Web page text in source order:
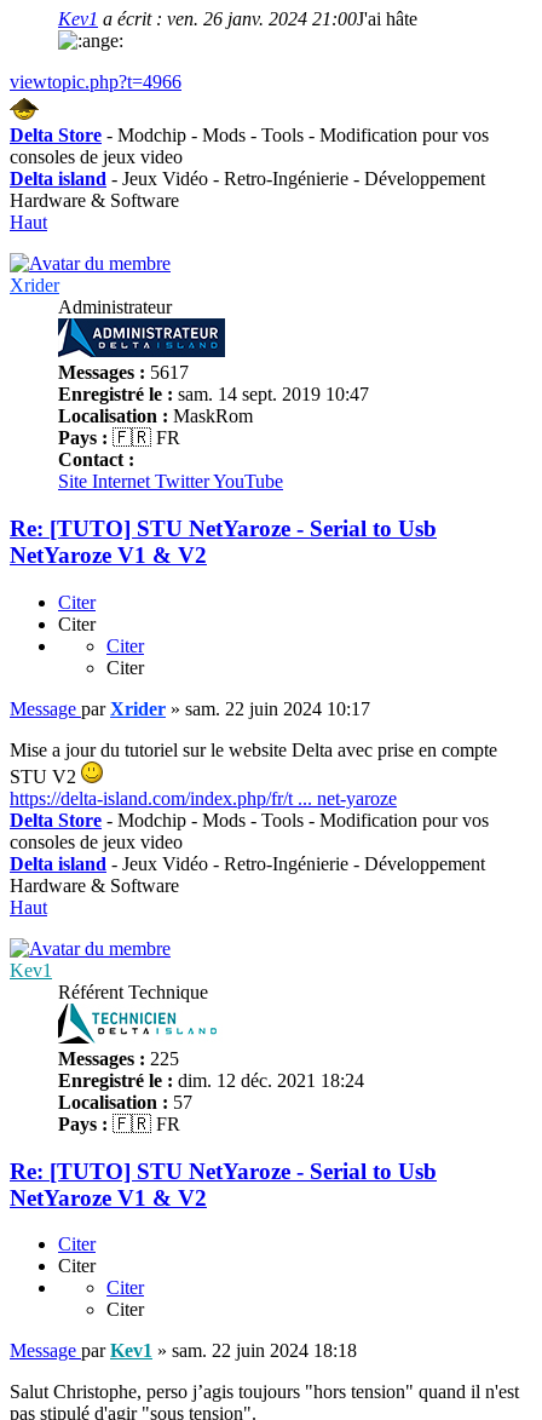
Kev1 a écrit : ven. 26 janv. 2024 21:00J'ai hâte
viewtopic.php?t=4966
Delta Store - Modchip - Mods - Tools - Modification pour vos
consoles de jeux video
Delta island - Jeux Vidéo - Retro-Ingénierie - Développement
Hardware & Software
Haut
Xrider
Administrateur
Messages : 5617
Enregistré le : sam. 14 sept. 2019 10:47
Localisation : MaskRom
Pays : 🇫🇷 FR
Contact :
Site Internet TwitterYouTube
Re: [TUTO] STU NetYaroze - Serial to Usb
NetYaroze V1 & V2
Citer
Citer
Citer
Citer
Message parXrider » sam. 22 juin 2024 10:17
Mise a jour du tutoriel sur le website Delta avec prise en compte
STU V2
https://delta-island.com/index.php/fr/t ... net-yaroze
Delta Store - Modchip - Mods - Tools - Modification pour vos
consoles de jeux video
Delta island - Jeux Vidéo - Retro-Ingénierie - Développement
Hardware & Software
Haut
Kev1
Référent Technique
Messages : 225
Enregistré le : dim. 12 déc. 2021 18:24
Localisation : 57
Pays : 🇫🇷 FR
Re: [TUTO] STU NetYaroze - Serial to Usb
NetYaroze V1 & V2
Citer
Citer
Citer
Citer
Message parKev1 » sam. 22 juin 2024 18:18
Salut Christophe, perso j’agis toujours "hors tension" quand il n'est
pas stipulé d'agir "sous tension".